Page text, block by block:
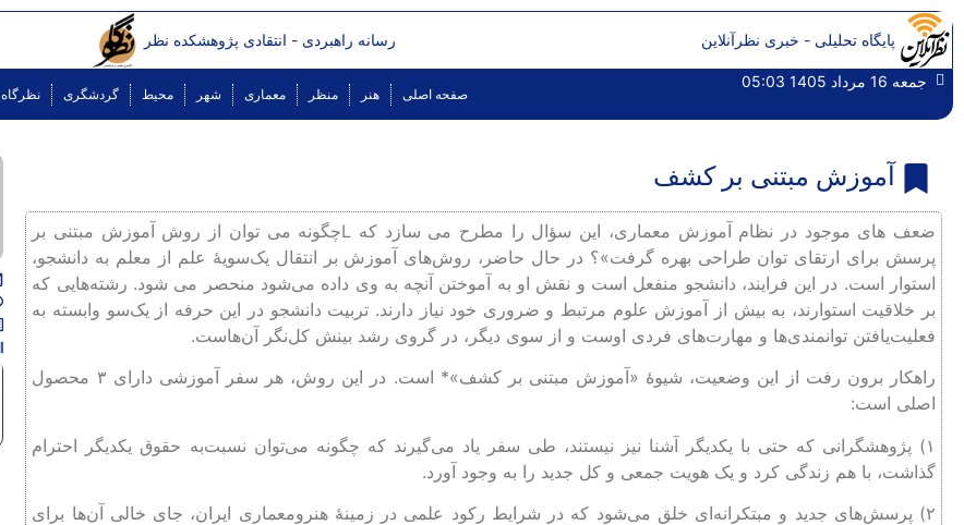
پایگاه تحلیلی - خبری نظرآنلاین رسانه راهبردی - انتقادی پژوهشکده نظر
جمعه 16 مرداد 1405 05:03
صفحه اصلی هنر منظر معماری شهر محیط گردشگری نظرگاه
آموزش مبتنی بر کشف
ضعف های موجود در نظام آموزش معماری، این سؤال را مطرح می سازد که Lچگونه می توان از روش آموزش مبتنی بر
پرسش برای ارتقای توان طراحی بهره گرفت»؟ در حال حاضر، روش‌های آموزش بر انتقال یک‌سویۀ علم از معلم به دانشجو،
استوار است. در این فرایند، دانشجو منفعل است و نقش او به آموختن آنچه به وی داده می‌شود منحصر می شود. رشته‌هایی که
بر خلاقیت استوارند، به بیش از آموزش علوم مرتبط و ضروری خود نیاز دارند. تربیت دانشجو در این حرفه از یک‌سو وابسته به
فعلیت‌یافتن توانمندی‌ها و مهارت‌های فردی اوست و از سوی دیگر، در گروی رشد بینش کل‌نگر آن‌هاست.
راهکار برون رفت از این وضعیت، شیوۀ «آموزش مبتنی بر کشف»* است. در این روش، هر سفر آموزشی دارای ۳ محصول
اصلی است:
۱) پژوهشگرانی که حتی با یکدیگر آشنا نیز نیستند، طی سفر یاد می‌گیرند که چگونه می‌توان نسبت‌به حقوق یکدیگر احترام
گذاشت، با هم زندگی کرد و یک هویت جمعی و کل جدید را به وجود آورد.
۲) پرسش‌های جدید و مبتکرانه‌ای خلق می‌شود که در شرایط رکود علمی در زمینۀ هنرومعماری ایران، جای خالی آن‌ها برای